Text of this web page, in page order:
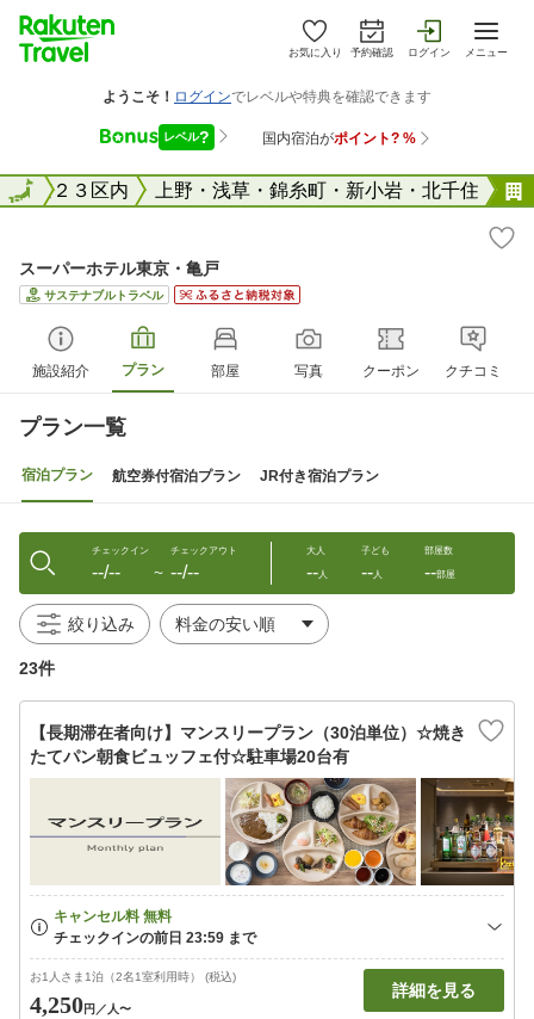
お気に入り 予約確認 ログイン メニュー
東京２３区内 上野・浅草・錦糸町・新小岩・北千住
全国
スーパーホテル東京・亀戸
サステナブルトラベル
施設紹介 プラン 部屋 写真 クーポン クチコミ
プラン一覧
宿泊プラン 航空券付宿泊プラン JR付き宿泊プラン
チェックイン
--/-- 〜
チェックアウト
--/--
大人
--人
子ども
--人
部屋数
--部屋
絞り込み
23件
【長期滞在者向け】マンスリープラン（30泊単位）☆焼き
たてパン朝食ビュッフェ付☆駐車場20台有
お1人さま1泊（2名1室利用時） (税込)
4,250円 ／人〜
詳細を見る